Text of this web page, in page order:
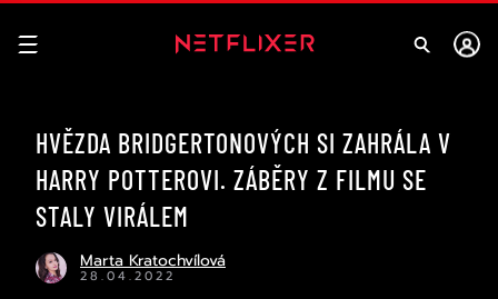
HVĚZDA BRIDGERTONOVÝCH SI ZAHRÁLA V
HARRY POTTEROVI. ZÁBĚRY Z FILMU SE
STALY VIRÁLEM
Marta Kratochvílová
28.04.2022